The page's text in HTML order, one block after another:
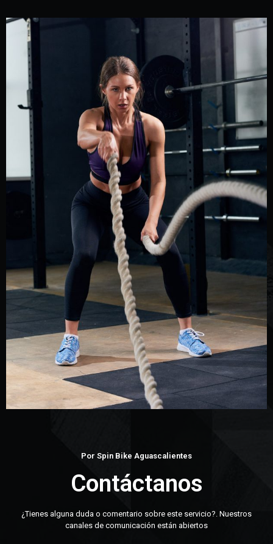
Por Spin Bike Aguascalientes
Contáctanos
¿Tienes alguna duda o comentario sobre este servicio?. Nuestros
canales de comunicación están abiertos